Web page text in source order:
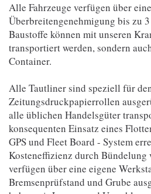
Alle Fahrzeuge verfügen über eine
Überbreitengenehmigung bis zu
Baustoffe können mit unseren
transportiert werden, sondern
Container.
Alle Tautliner sind speziell für
Zeitungsdruckpapierrollen
alle üblichen Handelsgüter
konsequenten Einsatz eines
GPS und Fleet Board - System
Kosteneffizienz durch Bündelung
verfügen über eine eigene
Bremsenprüfstand und Grube